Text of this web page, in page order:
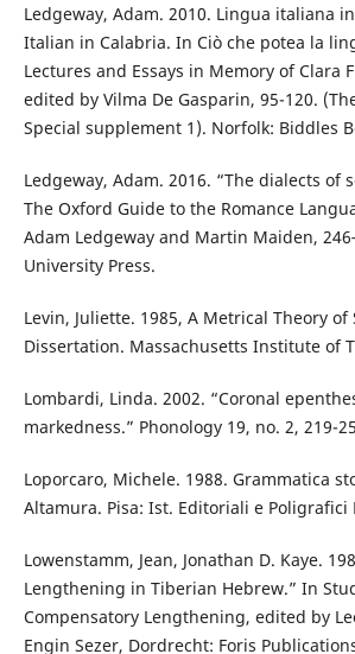
Ledgeway, Adam. 2010. Lingua italiana
Italian in Calabria. In Ciò che potea la
Lectures and Essays in Memory of Clara
edited by Vilma De Gasparin, 95-120.
Special supplement 1). Norfolk: Biddles
Ledgeway, Adam. 2016. “The dialects of
The Oxford Guide to the Romance
Adam Ledgeway and Martin Maiden,
University Press.
Levin, Juliette. 1985, A Metrical Theory of
Dissertation. Massachusetts Institute of
Lombardi, Linda. 2002. “Coronal
markedness.” Phonology 19, no. 2, 219-
Loporcaro, Michele. 1988. Grammatica
Altamura. Pisa: Ist. Editoriali e Poligrafici
Lowenstamm, Jean, Jonathan D. Kaye.
Lengthening in Tiberian Hebrew.” In
Compensatory Lengthening, edited by
Engin Sezer, Dordrecht: Foris